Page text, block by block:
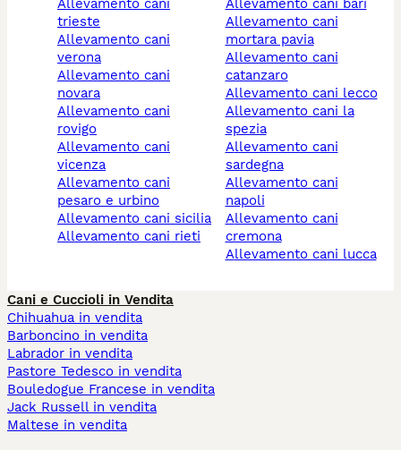
allevamento cani
trieste
allevamento cani
verona
allevamento cani
novara
allevamento cani
rovigo
allevamento cani
vicenza
allevamento cani
pesaro e urbino
allevamento cani sicilia
allevamento cani rieti
allevamento cani bari
allevamento cani
mortara pavia
allevamento cani
catanzaro
allevamento cani lecco
allevamento cani la
spezia
allevamento cani
sardegna
allevamento cani
napoli
allevamento cani
cremona
allevamento cani lucca
Cani e Cuccioli in Vendita
Chihuahua in vendita
Barboncino in vendita
Labrador in vendita
Pastore Tedesco in vendita
Bouledogue Francese in vendita
Jack Russell in vendita
Maltese in vendita